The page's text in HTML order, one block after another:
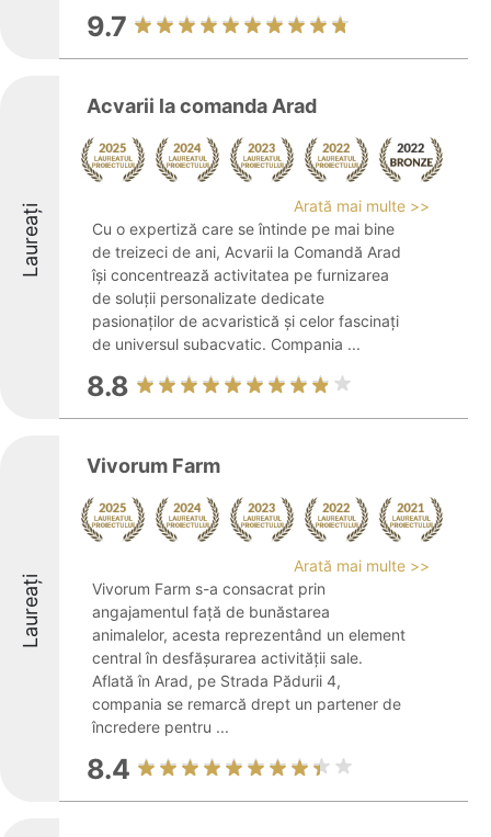
9.7
Laureați
Acvarii la comanda Arad
Arată mai multe >>
Cu o expertiză care se întinde pe mai bine
de treizeci de ani, Acvarii la Comandă Arad
își concentrează activitatea pe furnizarea
de soluții personalizate dedicate
pasionaților de acvaristică și celor fascinați
de universul subacvatic. Compania ...
8.8
Laureați
Vivorum Farm
Arată mai multe >>
Vivorum Farm s-a consacrat prin
angajamentul față de bunăstarea
animalelor, acesta reprezentând un element
central în desfășurarea activității sale.
Aflată în Arad, pe Strada Pădurii 4,
compania se remarcă drept un partener de
încredere pentru ...
8.4